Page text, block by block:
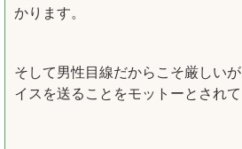
かります。
そして男性目線だからこそ厳しい
イスを送ることをモットーとされて